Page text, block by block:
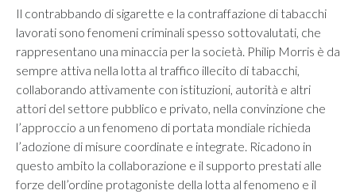
Il contrabbando di sigarette e la contraffazione di tabacchi
lavorati sono fenomeni criminali spesso sottovalutati, che
rappresentano una minaccia per la società. Philip Morris è da
sempre attiva nella lotta al traffico illecito di tabacchi,
collaborando attivamente con istituzioni, autorità e altri
attori del settore pubblico e privato, nella convinzione che
l’approccio a un fenomeno di portata mondiale richieda
l’adozione di misure coordinate e integrate. Ricadono in
questo ambito la collaborazione e il supporto prestati alle
forze dell’ordine protagoniste della lotta al fenomeno e il